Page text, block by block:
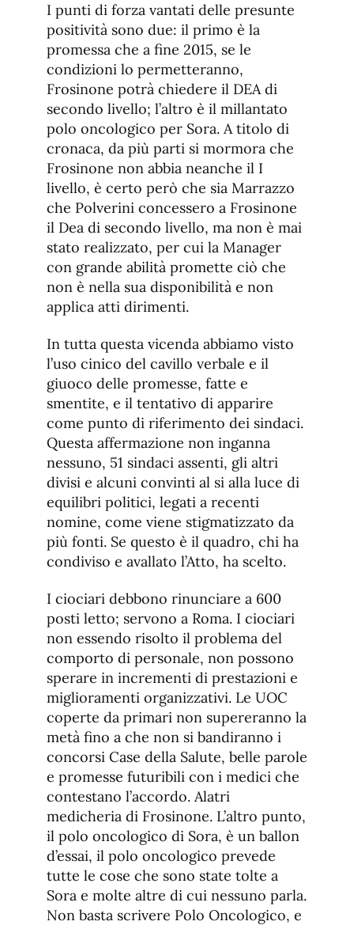
I punti di forza vantati delle presunte
positività sono due: il primo è la
promessa che a fine 2015, se le
condizioni lo permetteranno,
Frosinone potrà chiedere il DEA di
secondo livello; l’altro è il millantato
polo oncologico per Sora. A titolo di
cronaca, da più parti si mormora che
Frosinone non abbia neanche il I
livello, è certo però che sia Marrazzo
che Polverini concessero a Frosinone
il Dea di secondo livello, ma non è mai
stato realizzato, per cui la Manager
con grande abilità promette ciò che
non è nella sua disponibilità e non
applica atti dirimenti.
In tutta questa vicenda abbiamo visto
l’uso cinico del cavillo verbale e il
giuoco delle promesse, fatte e
smentite, e il tentativo di apparire
come punto di riferimento dei sindaci.
Questa affermazione non inganna
nessuno, 51 sindaci assenti, gli altri
divisi e alcuni convinti al si alla luce di
equilibri politici, legati a recenti
nomine, come viene stigmatizzato da
più fonti. Se questo è il quadro, chi ha
condiviso e avallato l’Atto, ha scelto.
I ciociari debbono rinunciare a 600
posti letto; servono a Roma. I ciociari
non essendo risolto il problema del
comporto di personale, non possono
sperare in incrementi di prestazioni e
miglioramenti organizzativi. Le UOC
coperte da primari non supereranno la
metà fino a che non si bandiranno i
concorsi Case della Salute, belle parole
e promesse futuribili con i medici che
contestano l’accordo. Alatri
medicheria di Frosinone. L’altro punto,
il polo oncologico di Sora, è un ballon
d’essai, il polo oncologico prevede
tutte le cose che sono state tolte a
Sora e molte altre di cui nessuno parla.
Non basta scrivere Polo Oncologico, e